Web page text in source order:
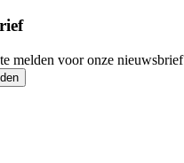
melden voor onze nieuwsbrief